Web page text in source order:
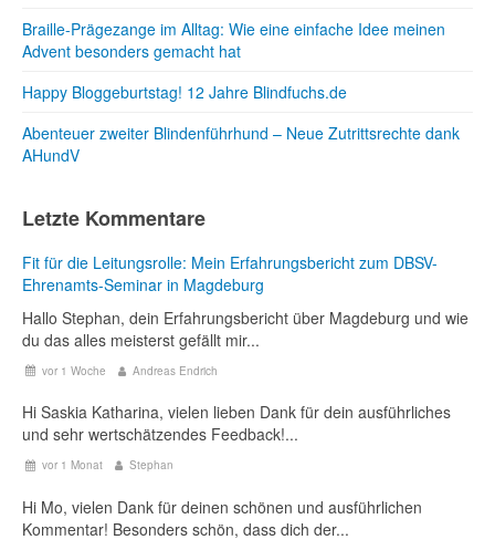
Braille-Prägezange im Alltag: Wie eine einfache Idee meinen
Advent besonders gemacht hat
Happy Bloggeburtstag! 12 Jahre Blindfuchs.de
Abenteuer zweiter Blindenführhund – Neue Zutrittsrechte dank
AHundV
Letzte Kommentare
Fit für die Leitungsrolle: Mein Erfahrungsbericht zum DBSV-
Ehrenamts-Seminar in Magdeburg
Hallo Stephan, dein Erfahrungsbericht über Magdeburg und wie
du das alles meisterst gefällt mir...
vor 1 Woche Andreas Endrich
Hi Saskia Katharina, vielen lieben Dank für dein ausführliches
und sehr wertschätzendes Feedback!...
vor 1 Monat Stephan
Hi Mo, vielen Dank für deinen schönen und ausführlichen
Kommentar! Besonders schön, dass dich der...